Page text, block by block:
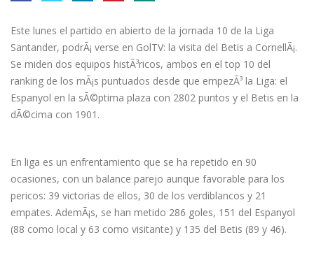
Este lunes el partido en abierto de la jornada 10 de la Liga
Santander, podrÃ¡ verse en GolTV: la visita del Betis a CornellÃ¡.
Se miden dos equipos histÃ³ricos, ambos en el top 10 del
ranking de los mÃ¡s puntuados desde que empezÃ³ la Liga: el
Espanyol en la sÃ©ptima plaza con 2802 puntos y el Betis en la
dÃ©cima con 1901.
En liga es un enfrentamiento que se ha repetido en 90
ocasiones, con un balance parejo aunque favorable para los
pericos: 39 victorias de ellos, 30 de los verdiblancos y 21
empates. AdemÃ¡s, se han metido 286 goles, 151 del Espanyol
(88 como local y 63 como visitante) y 135 del Betis (89 y 46).